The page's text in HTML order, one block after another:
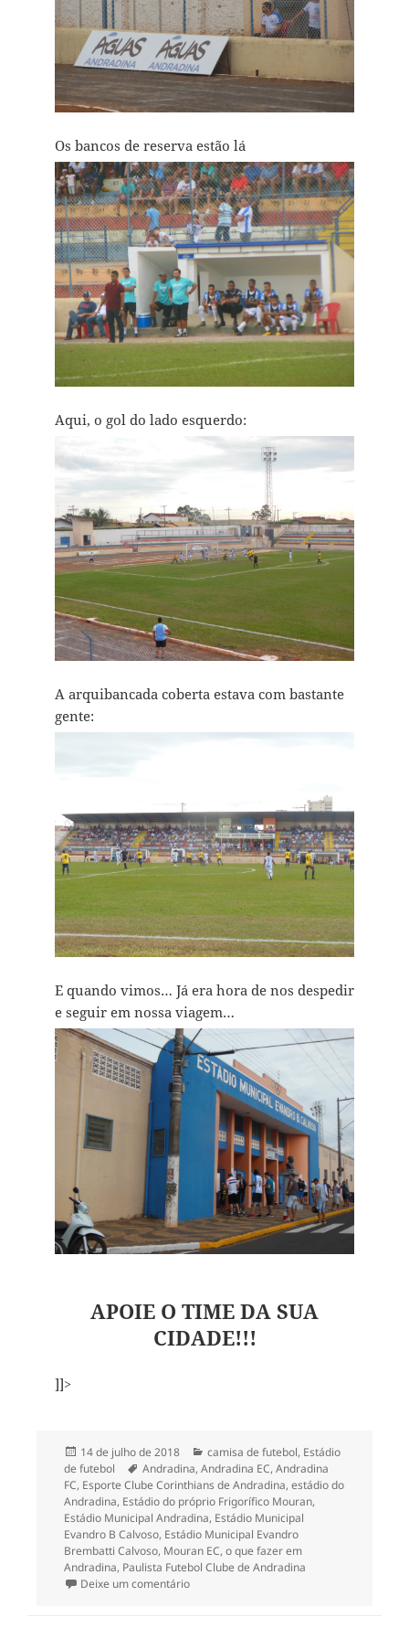
Os bancos de reserva estão lá
Aqui, o gol do lado esquerdo:
A arquibancada coberta estava com bastante
gente:
E quando vimos… Já era hora de nos despedir
e seguir em nossa viagem…
APOIE O TIME DA SUA
CIDADE!!!
]]>
Publicado
em
14 de julho de 2018 Categorias
camisa de futebol, Estádio
de futebol
Tags
Andradina, Andradina EC, Andradina
FC, Esporte Clube Corinthians de Andradina, estádio do
Andradina, Estádio do próprio Frigorífico Mouran,
Estádio Municipal Andradina, Estádio Municipal
Evandro B Calvoso, Estádio Municipal Evandro
Brembatti Calvoso, Mouran EC, o que fazer em
Andradina, Paulista Futebol Clube de Andradina
Deixe um comentárioem Rolê 2018 pelo interior paulista: